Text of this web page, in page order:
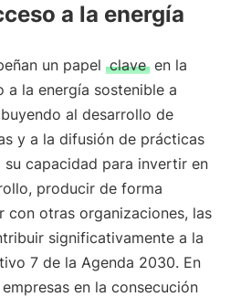
a la energía
un papel clave en la
a la energía sostenible a
al desarrollo de
y a la difusión de prácticas
su capacidad para invertir en
producir de forma
con otras organizaciones, las
significativamente a la
7 de la Agenda 2030. En
en la consecución